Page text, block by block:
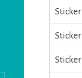
Sticker
Sticker
Sticker